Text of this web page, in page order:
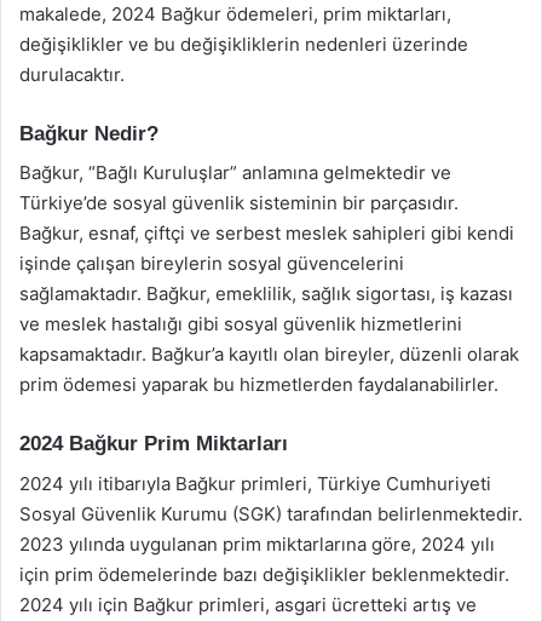
makalede, 2024 Bağkur ödemeleri, prim miktarları,
değişiklikler ve bu değişikliklerin nedenleri üzerinde
durulacaktır.
Bağkur Nedir?
Bağkur, “Bağlı Kuruluşlar” anlamına gelmektedir ve
Türkiye’de sosyal güvenlik sisteminin bir parçasıdır.
Bağkur, esnaf, çiftçi ve serbest meslek sahipleri gibi kendi
işinde çalışan bireylerin sosyal güvencelerini
sağlamaktadır. Bağkur, emeklilik, sağlık sigortası, iş kazası
ve meslek hastalığı gibi sosyal güvenlik hizmetlerini
kapsamaktadır. Bağkur’a kayıtlı olan bireyler, düzenli olarak
prim ödemesi yaparak bu hizmetlerden faydalanabilirler.
2024 Bağkur Prim Miktarları
2024 yılı itibarıyla Bağkur primleri, Türkiye Cumhuriyeti
Sosyal Güvenlik Kurumu (SGK) tarafından belirlenmektedir.
2023 yılında uygulanan prim miktarlarına göre, 2024 yılı
için prim ödemelerinde bazı değişiklikler beklenmektedir.
2024 yılı için Bağkur primleri, asgari ücretteki artış ve